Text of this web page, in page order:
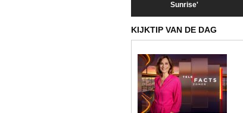
Sunrise'
KIJKTIP VAN DE DAG